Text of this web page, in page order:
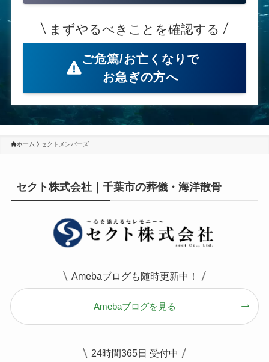
まずやるべきことを確認する
ご危篤/お亡くなりで
お急ぎの方へ
ホーム セクトメンバーズ
セクト株式会社｜千葉市の葬儀・海洋散骨
Amebaブログも随時更新中！
Amebaブログを見る
24時間365日 受付中